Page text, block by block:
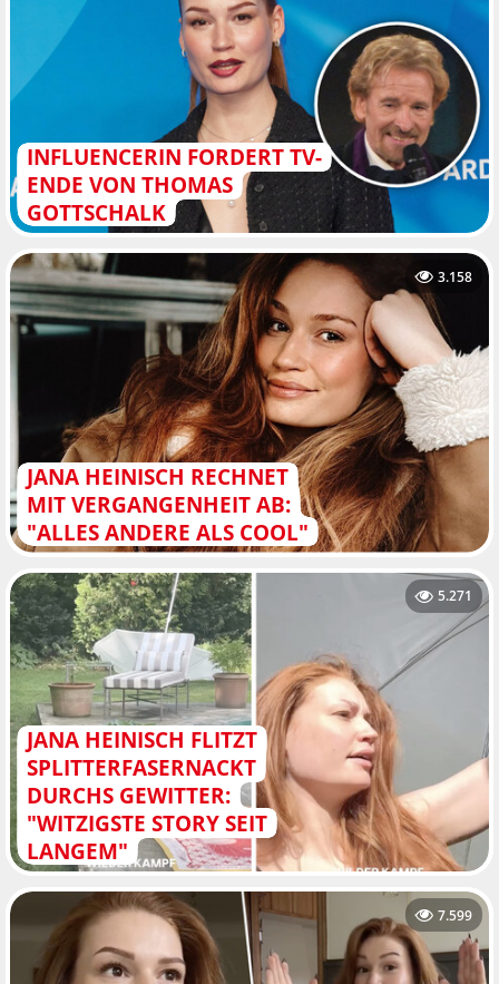
INFLUENCERIN FORDERT TV-
ENDE VON THOMAS
GOTTSCHALK
JANA HEINISCH RECHNET
MIT VERGANGENHEIT AB:
"ALLES ANDERE ALS COOL"
3.158
JANA HEINISCH FLITZT
SPLITTERFASERNACKT
DURCHS GEWITTER:
"WITZIGSTE STORY SEIT
LANGEM"
5.271
7.599